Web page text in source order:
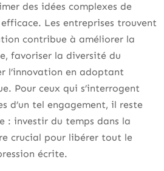
des idées complexes de
Les entreprises trouvent
contribue à améliorer la
favoriser la diversité du
l’innovation en adoptant
Pour ceux qui s’interrogent
d’un tel engagement, il reste
: investir du temps dans la
crucial pour libérer tout le
écrite.